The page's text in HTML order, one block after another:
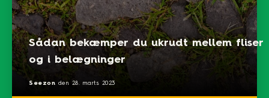
Sådan bekæmper du ukrudt mellem fliser
og i belægninger
Seezon den 28. marts 2023